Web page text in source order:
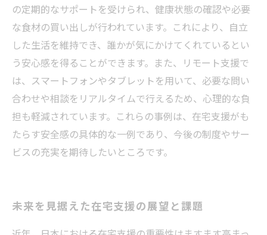
の定期的なサポートを受けられ、健康状態の確認や必要
な食材の買い出しが行われています。これにより、自立
した生活を維持でき、誰かが気にかけてくれているとい
う安心感を得ることができます。また、リモート支援で
は、スマートフォンやタブレットを用いて、必要な問い
合わせや相談をリアルタイムで行えるため、心理的な負
担も軽減されています。これらの事例は、在宅支援がも
たらす安全感の具体的な一例であり、今後の制度やサー
ビスの充実を期待したいところです。
未来を見据えた在宅支援の展望と課題